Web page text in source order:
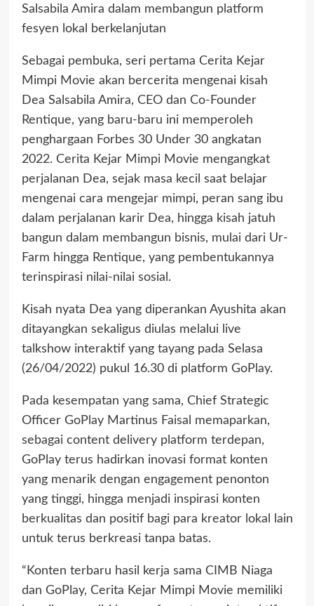
Salsabila Amira dalam membangun platform
fesyen lokal berkelanjutan
Sebagai pembuka, seri pertama Cerita Kejar
Mimpi Movie akan bercerita mengenai kisah
Dea Salsabila Amira, CEO dan Co-Founder
Rentique, yang baru-baru ini memperoleh
penghargaan Forbes 30 Under 30 angkatan
2022. Cerita Kejar Mimpi Movie mengangkat
perjalanan Dea, sejak masa kecil saat belajar
mengenai cara mengejar mimpi, peran sang ibu
dalam perjalanan karir Dea, hingga kisah jatuh
bangun dalam membangun bisnis, mulai dari Ur-
Farm hingga Rentique, yang pembentukannya
terinspirasi nilai-nilai sosial.
Kisah nyata Dea yang diperankan Ayushita akan
ditayangkan sekaligus diulas melalui live
talkshow interaktif yang tayang pada Selasa
(26/04/2022) pukul 16.30 di platform GoPlay.
Pada kesempatan yang sama, Chief Strategic
Officer GoPlay Martinus Faisal memaparkan,
sebagai content delivery platform terdepan,
GoPlay terus hadirkan inovasi format konten
yang menarik dengan engagement penonton
yang tinggi, hingga menjadi inspirasi konten
berkualitas dan positif bagi para kreator lokal lain
untuk terus berkreasi tanpa batas.
“Konten terbaru hasil kerja sama CIMB Niaga
dan GoPlay, Cerita Kejar Mimpi Movie memiliki